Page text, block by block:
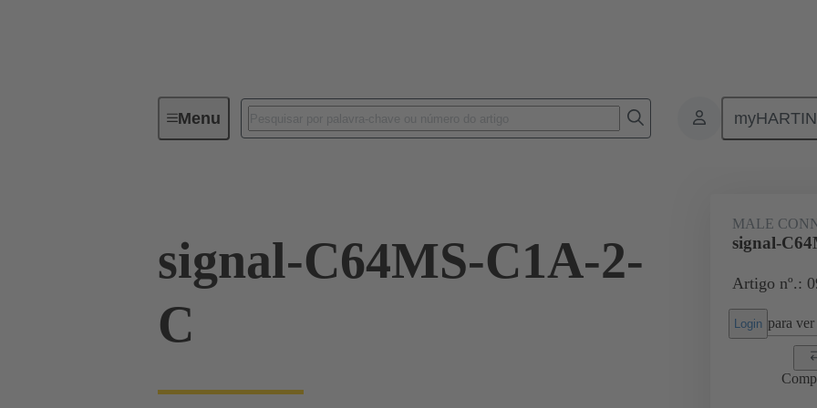
MenuDevice connectivity Produtos Motherboard to
signal-C64MS-C1A-2-
C
MALE
signal-
Artigo nº.:
Login para